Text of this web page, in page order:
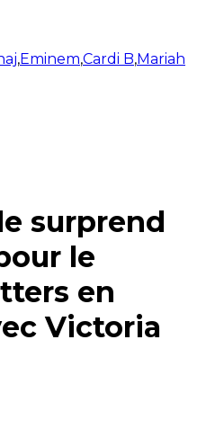
,Eminem,Cardi B,Mariah
surprend
le
en
Victoria